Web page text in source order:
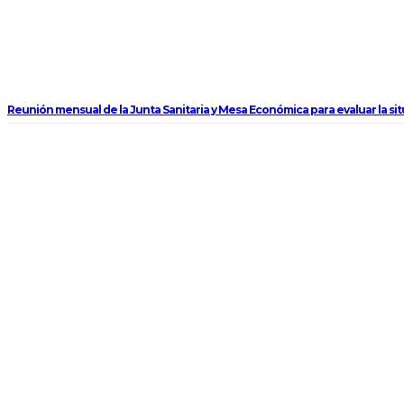
Reunión mensual de la Junta Sanitaria y Mesa Económica para evaluar la